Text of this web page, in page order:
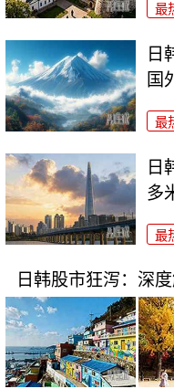
最
日
国
最
日
多
最
日韩股市狂泻：深